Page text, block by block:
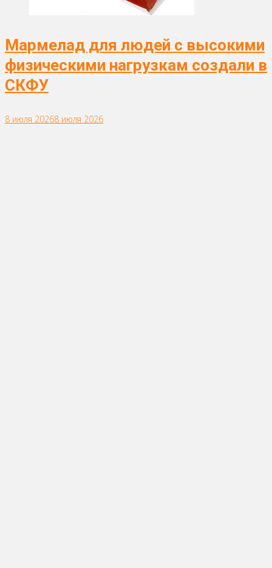
Мармелад для людей с высокими
физическими нагрузкам создали в
СКФУ
8 июля 20268 июля 2026